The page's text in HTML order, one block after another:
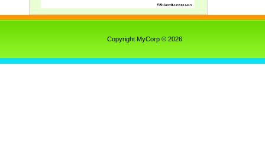
Copyright MyCorp © 2026